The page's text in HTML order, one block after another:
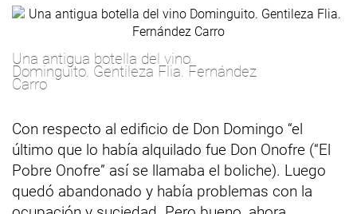
Una antigua botella del vino
Dominguito. Gentileza Flia. Fernández
Carro
Con respecto al edificio de Don Domingo “el
último que lo había alquilado fue Don Onofre (“El
Pobre Onofre” así se llamaba el boliche). Luego
quedó abandonado y había problemas con la